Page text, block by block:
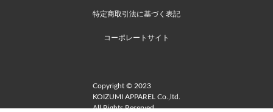
特定商取引法に基づく表記
コーポレートサイト
Copyright © 2023
KOIZUMI APPAREL Co.,ltd.
All Rights Reserved.